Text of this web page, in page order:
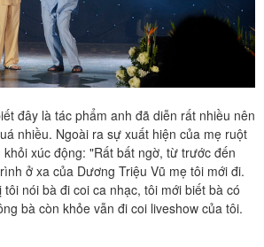
đây là tác phẩm anh đã diễn rất nhiều nên
nhiều. Ngoài ra sự xuất hiện của mẹ ruột
xúc động: "Rất bất ngờ, từ trước đến
ở xa của Dương Triệu Vũ mẹ tôi mới đi.
nói bà đi coi ca nhạc, tôi mới biết bà có
bà còn khỏe vẫn đi coi liveshow của tôi.